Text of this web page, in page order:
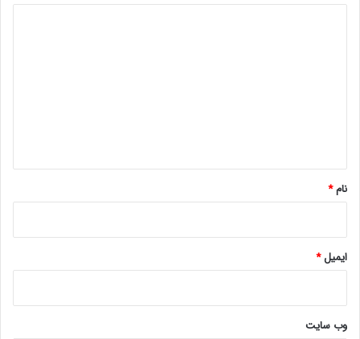
نام*
ایمیل*
وب‌ سایت